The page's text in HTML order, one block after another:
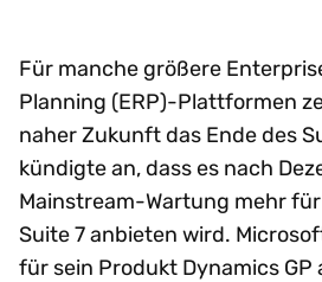
Für manche größere
Planning (ERP)-Plattformen
naher Zukunft das Ende des
kündigte an, dass es nach
Mainstream-Wartung mehr
Suite 7 anbieten wird.
für sein Produkt Dynamics GP